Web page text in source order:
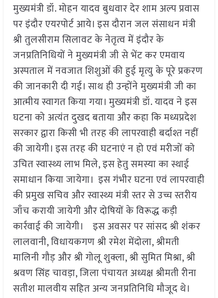
मुख्यमंत्री डॉ. मोहन यादव बुधवार देर शाम अल्प प्रवास
पर इंदौर एयरपोर्ट आये। इस दौरान जल संसाधन मंत्री
श्री तुलसीराम सिलावट के नेतृत्व में इंदौर के
जनप्रतिनिधियों ने मुख्यमंत्री जी से भेंट कर एमवाय
अस्पताल में नवजात शिशुओं की हुई मृत्यु के पूरे प्रकरण
की जानकारी दी गई। साथ ही उन्होंने मुख्यमंत्री जी का
आत्मीय स्वागत किया गया। मुख्यमंत्री डॉ. यादव ने इस
घटना को अत्यंत दुखद बताया और कहा कि मध्यप्रदेश
सरकार द्वारा किसी भी तरह की लापरवाही बर्दाश्त नहीं
की जायेगी। इस तरह की घटनाएं न हो एवं मरीजों को
उचित स्वास्थ्य लाभ मिले, इस हेतु समस्या का स्थाई
समाधान किया जायेगा। इस गंभीर घटना एवं लापरवाही
की प्रमुख सचिव और स्वास्थ्य मंत्री स्तर से उच्च स्तरीय
जाँच करायी जायेगी और दोषियों के विरूद्ध कड़ी
कार्रवाई की जायेगी। इस अवसर पर सांसद श्री शंकर
लालवानी, विधायकगण श्री रमेश मेंदोला, श्रीमती
मालिनी गौड़ और श्री गोलू शुक्ला, श्री सुमित मिश्रा, श्री
श्रवण सिंह चावड़ा, जिला पंचायत अध्यक्ष श्रीमती रीना
सतीश मालवीय सहित अन्य जनप्रतिनिधि मौजूद थे।